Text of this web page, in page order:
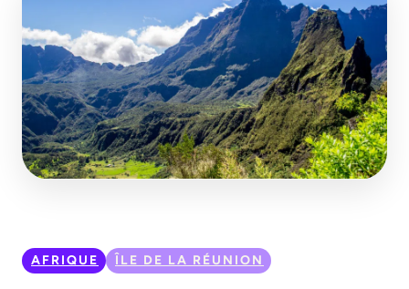
AFRIQUE ÎLE DE LA RÉUNION